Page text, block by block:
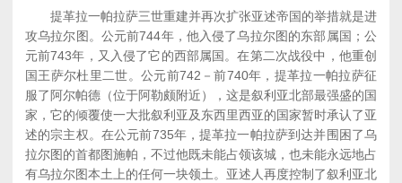
提革拉一帕拉萨三世重建并再次扩张亚述帝国的举措就是进
攻乌拉尔图。公元前744年，他入侵了乌拉尔图的东部属国；公
元前743年，又入侵了它的西部属国。在第二次战役中，他重创
国王萨尔杜里二世。公元前742－前740年，提革拉一帕拉萨征
服了阿尔帕德（位于阿勒颇附近），这是叙利亚北部最强盛的国
家，它的倾覆使一大批叙利亚及东西里西亚的国家暂时承认了亚
述的宗主权。在公元前735年，提革拉一帕拉萨到达并围困了乌
拉尔图的首都图施帕，不过他既未能占领该城，也未能永远地占
有乌拉尔图本土上的任何一块领土。亚述人再度控制了叙利亚北